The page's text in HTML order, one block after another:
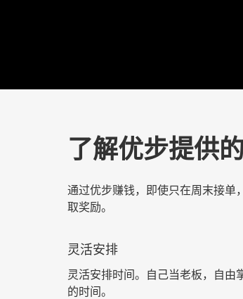
了解优步提供
通过优步赚钱，即使只在周末接单
取奖励。
灵活安排
灵活安排时间。自己当老板，自由
的时间。